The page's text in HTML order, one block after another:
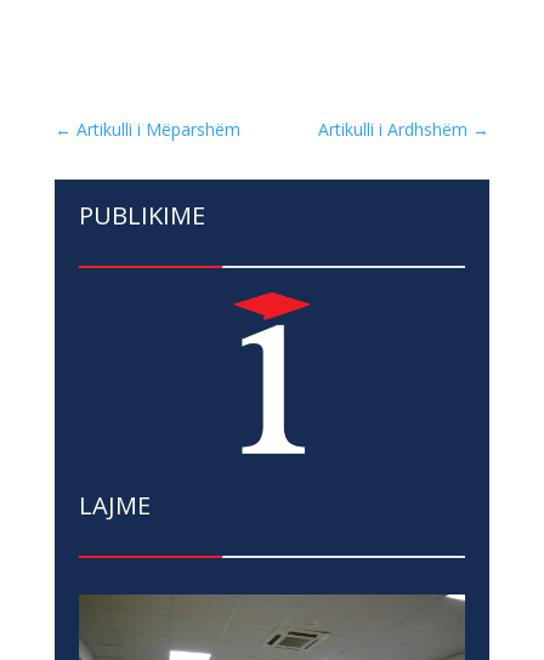
← Artikulli i Mëparshëm Artikulli i Ardhshëm →
PUBLIKIME
LAJME